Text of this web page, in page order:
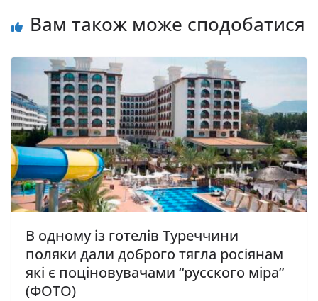
Вам також може сподобатися
В одному із готелів Туреччини
поляки дали доброго тягла росіянам
які є поціновувачами “русского міра”
(ФОТО)